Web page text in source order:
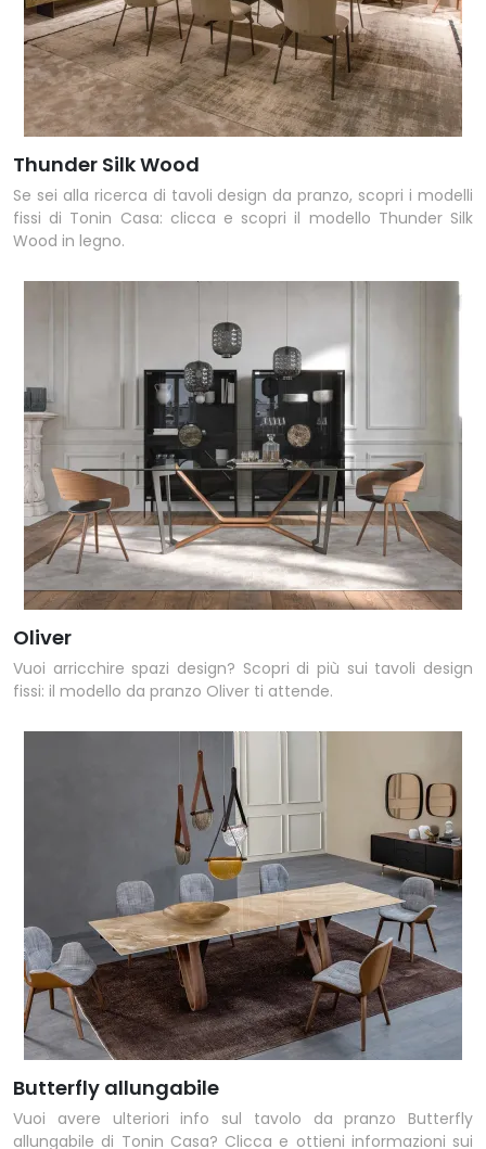
Thunder Silk Wood
Se sei alla ricerca di tavoli design da pranzo, scopri i modelli
fissi di Tonin Casa: clicca e scopri il modello Thunder Silk
Wood in legno.
Oliver
Vuoi arricchire spazi design? Scopri di più sui tavoli design
fissi: il modello da pranzo Oliver ti attende.
Butterfly allungabile
Vuoi avere ulteriori info sul tavolo da pranzo Butterfly
allungabile di Tonin Casa? Clicca e ottieni informazioni sui